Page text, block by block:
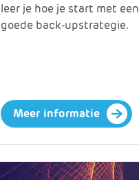
leer je hoe je start met een
goede back-upstrategie.
Meer informatie